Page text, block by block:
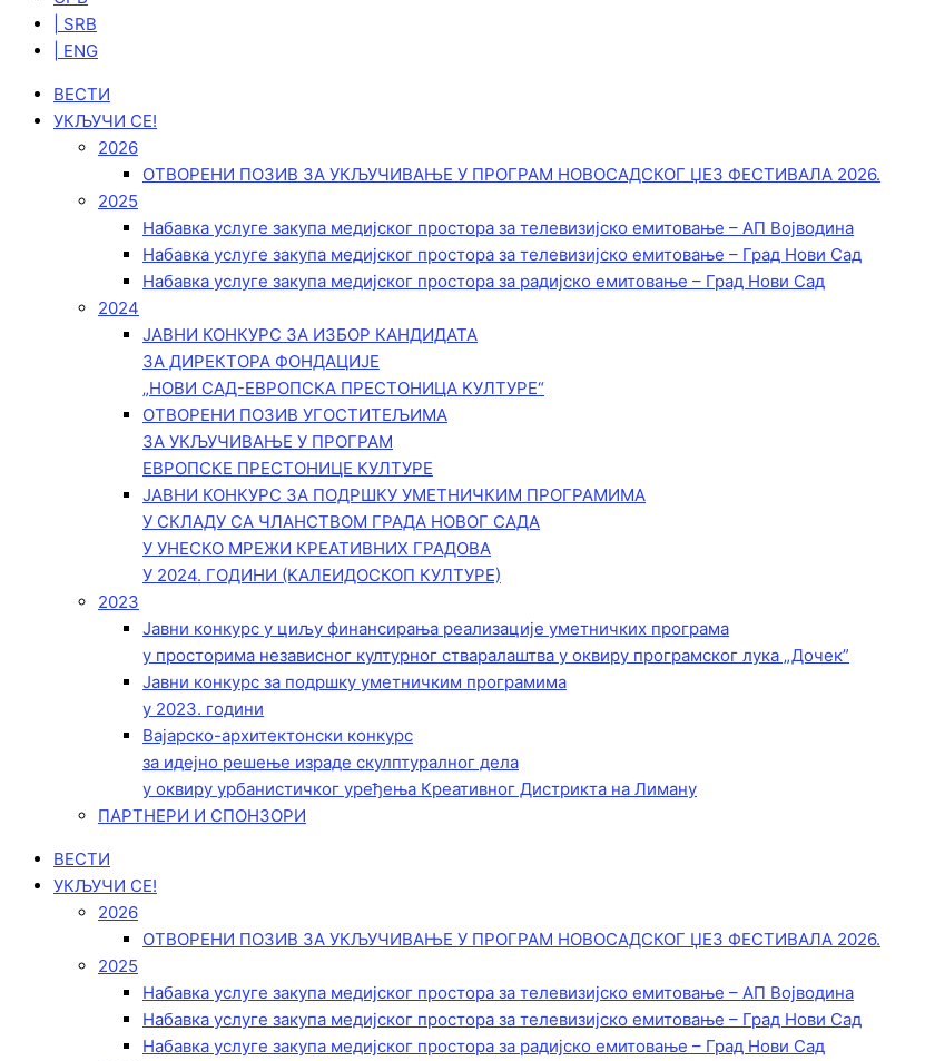
| SRB
| ENG
ВЕСТИ
УКЉУЧИ СЕ!
2026
ОТВОРЕНИ ПОЗИВ ЗА УКЉУЧИВАЊЕ У ПРОГРАМ НОВОСАДСКОГ ЏЕЗ ФЕСТИВАЛА 2026.
2025
Набавка услуге закупа медијског простора за телевизијско емитовање – АП Војводинa
Набавка услуге закупа медијског простора за телевизијско емитовање – Град Нови Сад
Набавка услуге закупа медијског простора за радијско емитовање – Град Нови Сад
2024
ЈАВНИ КОНКУРС ЗА ИЗБОР КАНДИДАТА
ЗА ДИРЕКТОРА ФОНДАЦИЈЕ
„НОВИ САД-ЕВРОПСКА ПРЕСТОНИЦА КУЛТУРЕ“
ОТВОРЕНИ ПОЗИВ УГОСТИТЕЉИМА
ЗА УКЉУЧИВАЊЕ У ПРОГРАМ
ЕВРОПСКЕ ПРЕСТОНИЦЕ КУЛТУРЕ
ЈАВНИ КОНКУРС ЗА ПОДРШКУ УМЕТНИЧКИМ ПРОГРАМИМА
У СКЛАДУ СА ЧЛАНСТВОМ ГРАДА НОВОГ САДА
У УНЕСКО МРЕЖИ КРЕАТИВНИХ ГРАДОВА
У 2024. ГОДИНИ (КАЛЕИДОСКОП КУЛТУРЕ)
2023
Јавни конкурс у циљу финансирања реализације уметничких програма
у просторима независног културног стваралаштва у оквиру програмског лука „Дочек”
Јавни конкурс за подршку уметничким програмима
у 2023. години
Вајарско-архитектонски конкурс
за идејно решење израде скулптуралног дела
у оквиру урбанистичког уређења Креативног Дистрикта на Лиману
ПАРТНЕРИ И СПОНЗОРИ
ВЕСТИ
УКЉУЧИ СЕ!
2026
ОТВОРЕНИ ПОЗИВ ЗА УКЉУЧИВАЊЕ У ПРОГРАМ НОВОСАДСКОГ ЏЕЗ ФЕСТИВАЛА 2026.
2025
Набавка услуге закупа медијског простора за телевизијско емитовање – АП Војводинa
Набавка услуге закупа медијског простора за телевизијско емитовање – Град Нови Сад
Набавка услуге закупа медијског простора за радијско емитовање – Град Нови Сад